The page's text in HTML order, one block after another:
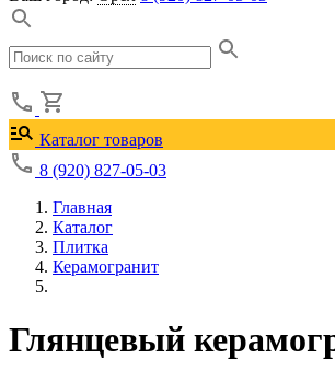
Каталог товаров
8 (920) 827-05-03
Главная
Каталог
Плитка
Керамогранит
Глянцевый